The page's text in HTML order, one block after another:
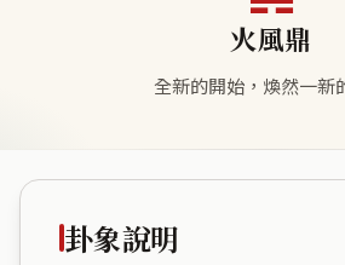
火風鼎
全新的開始，煥然一新
卦象說明